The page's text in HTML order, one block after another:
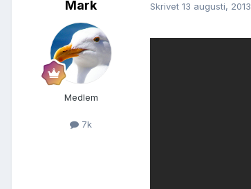
Mark
Medlem
7k
Skrivet 13 augusti, 2013